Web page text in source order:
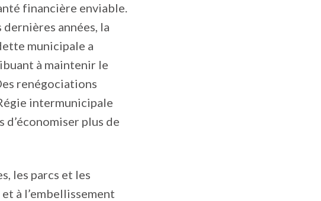
financière enviable.
années, la
municipale a
à maintenir le
renégociations
intermunicipale
plus de
les parcs et les
à l’embellissement